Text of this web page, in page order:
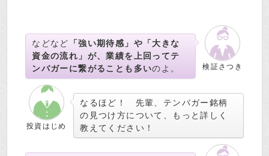
検証さつき
などなど
「強い期待感」や「大きな
資金の流れ」が、業績を上回ってテ
ンバガーに繋がることも多いのよ。
投資はじめ
なるほど！ 先輩、テンバガー銘柄
の見つけ方について、もっと詳しく
教えてください！